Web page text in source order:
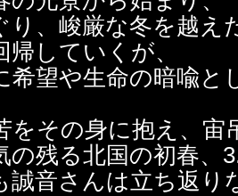
り、峻厳な冬を越え
していくが、
希望や生命の暗喩と
をその身に抱え、宙
の残る北国の初春、
誠音さんは立ち返り